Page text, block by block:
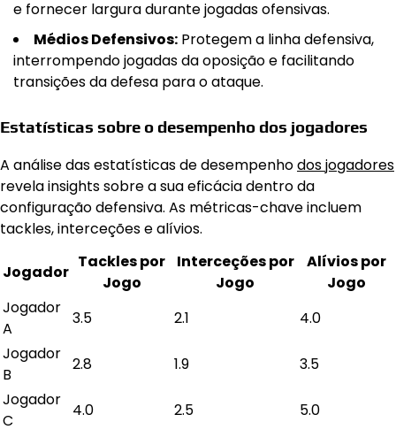
e fornecer largura durante jogadas ofensivas.
Médios Defensivos: Protegem a linha defensiva,
interrompendo jogadas da oposição e facilitando
transições da defesa para o ataque.
Estatísticas sobre o desempenho dos jogadores
A análise das estatísticas de desempenhodos jogadores
revela insights sobre a sua eficácia dentro da
configuração defensiva. As métricas-chave incluem
tackles, interceções e alívios.
Jogador
Tackles por
Jogo
Interceções por
Jogo
Alívios por
Jogo
Jogador
A
3.5 2.1
4.0
Jogador
B
2.8 1.9
3.5
Jogador
C
4.0 2.5 5.0